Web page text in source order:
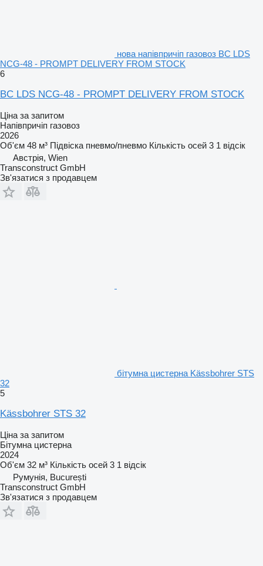
нова напівпричіп газовоз BC LDS
NCG-48 - PROMPT DELIVERY FROM STOCK
6
BC LDS NCG-48 - PROMPT DELIVERY FROM STOCK
Ціна за запитом
Напівпричіп газовоз
2026
Об'єм 48 м³ Підвіска пневмо/пневмо Кількість осей 3 1 відсік
Австрія, Wien
Transconstruct GmbH
Зв'язатися з продавцем
бітумна цистерна Kässbohrer STS
32
5
Kässbohrer STS 32
Ціна за запитом
Бітумна цистерна
2024
Об'єм 32 м³ Кількість осей 3 1 відсік
Румунія, București
Transconstruct GmbH
Зв'язатися з продавцем